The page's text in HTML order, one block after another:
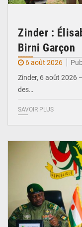
Zinder :
Birni Garçon
6 août 2026
Zinder, 6 août 2026
des…
SAVOIR PLUS